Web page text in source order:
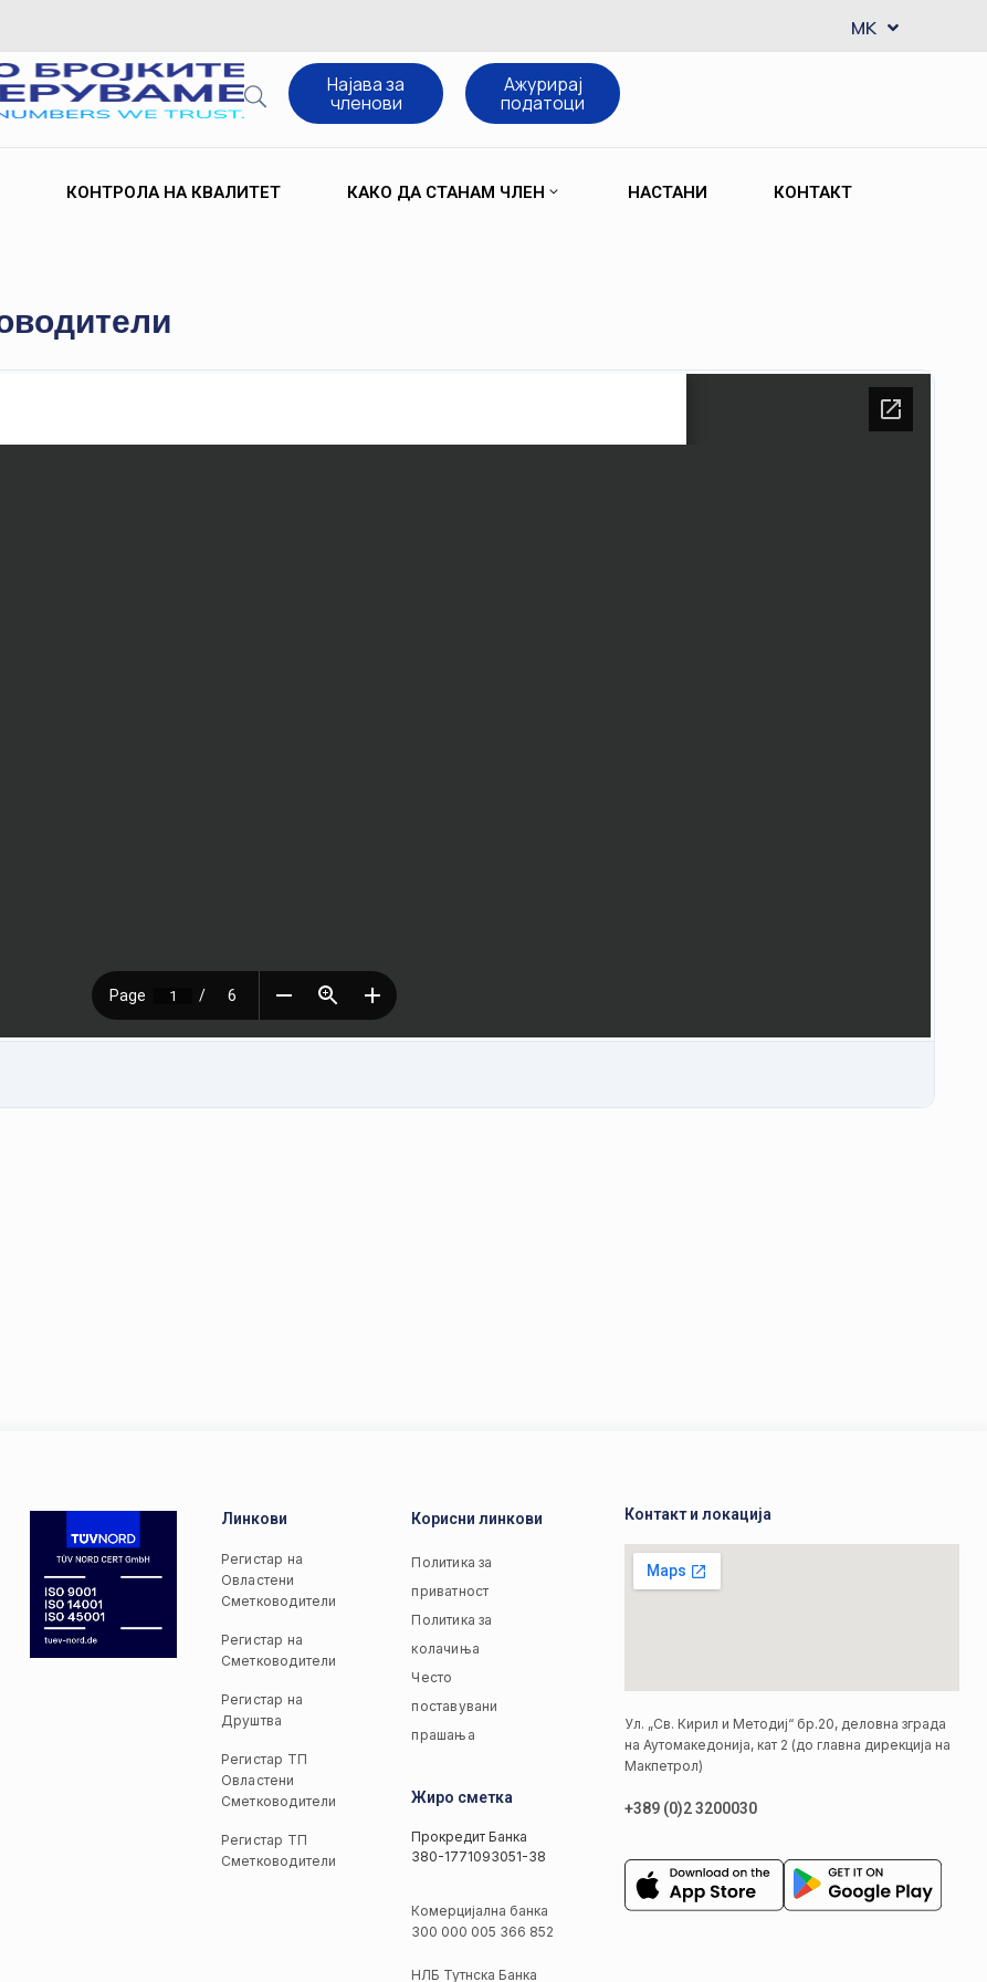
MK
SQ
Најава за
членови
Ажурирај
податоци
КОНТРОЛА НА КВАЛИТЕТ КАКО ДА СТАНАМ ЧЛЕН НАСТАНИ КОНТАКТ
Линкови
Регистар на
Овластени
Сметководители
Регистар на
Сметководители
Регистар на
Друштва
Регистар ТП
Овластени
Сметководители
Регистар ТП
Сметководители
Корисни линкови
Политика за
приватност
Политика за
колачиња
Често
поставувани
прашања
Жиро сметка
Прокредит Банка
380-1771093051-38
Комерцијална банка
300 000 005 366 852
НЛБ Тутнска Банка
Контакт и локација
Ул. „Св. Кирил и Методиј“ бр.20, деловна зграда
на Аутомакедонија, кат 2 (до главна дирекција на
Макпетрол)
+389 (0)2 3200030